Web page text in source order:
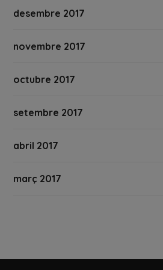
desembre 2017
novembre 2017
octubre 2017
setembre 2017
abril 2017
març 2017